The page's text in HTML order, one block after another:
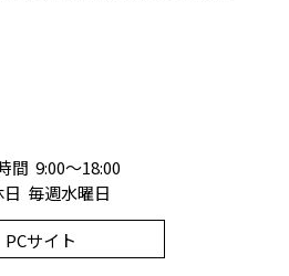
間 9:00～18:00
日 毎週水曜日
PCサイト